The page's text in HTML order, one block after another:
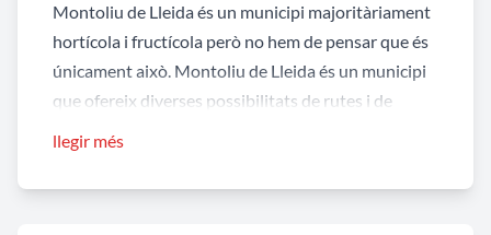
Montoliu de Lleida és un municipi majoritàriament
hortícola i fructícola però no hem de pensar que és
únicament això. Montoliu de Lleida és un municipi
que ofereix diverses possibilitats de rutes i de
nucli de Montoliu ha crescut a la intersecció dels
llegir més